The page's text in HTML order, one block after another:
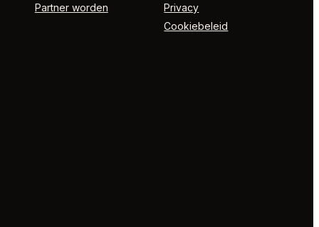
Partner worden
Privacy
Cookiebeleid